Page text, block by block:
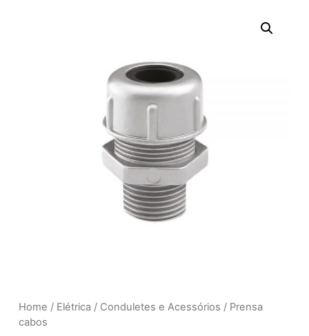
Home / Elétrica / Conduletes e Acessórios / Prensa
cabos